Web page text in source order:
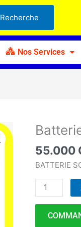
Recherche
Nos Services
55.000
BATTERIE
quantité
Batterie
Solaire
AGM
40Ah
-
AB
40Ah